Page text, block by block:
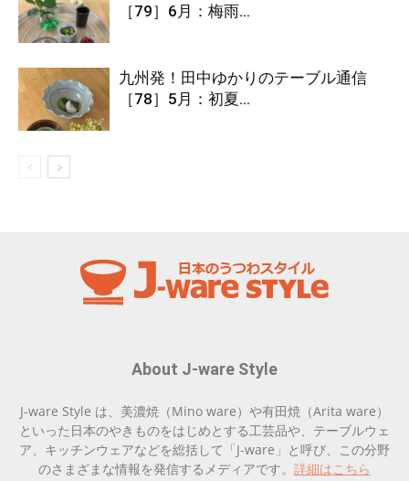
［79］6月：梅雨...
九州発！田中ゆかりのテーブル通信
［78］5月：初夏...
About J-ware Style
J-ware Style は、美濃焼（Mino ware）や有田焼（Arita ware）
といった日本のやきものをはじめとする工芸品や、テーブルウェ
ア、キッチンウェアなどを総括して「J-ware」と呼び、この分野
のさまざまな情報を発信するメディアです。 詳細はこちら